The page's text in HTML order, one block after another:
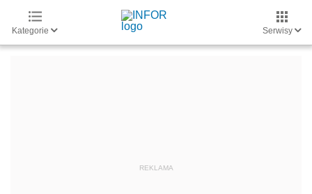
Kategorie Serwisy